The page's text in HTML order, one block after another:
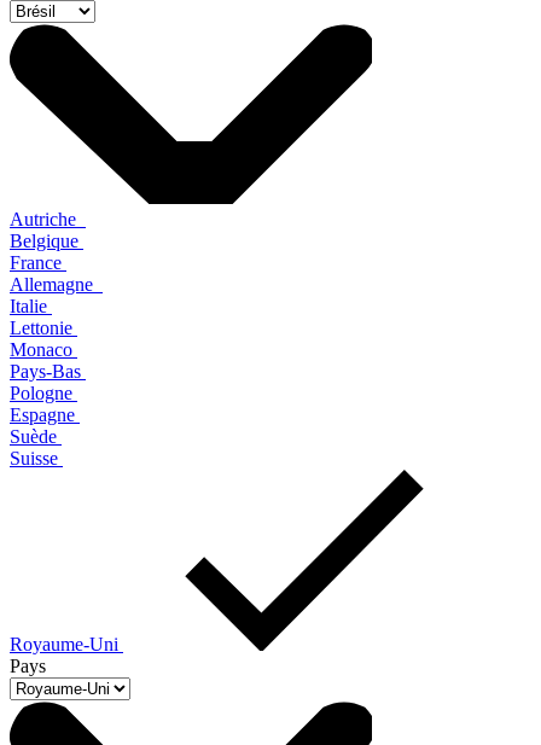
Autriche
Belgique
France
Allemagne
Italie
Lettonie
Monaco
Pays-Bas
Pologne
Espagne
Suède
Suisse
Royaume-Uni
Pays